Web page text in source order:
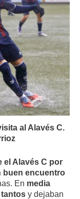
al Alavés C.
el Alavés C por
buen encuentro
En media
y dejaban